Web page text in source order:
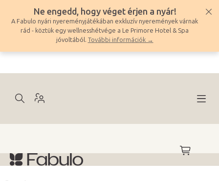
tartalomhoz
Ne engedd, hogy véget érjen a nyár!
A Fabulo nyári nyereményjátékában exkluzív nyeremények várnak
rád - köztük egy wellnesshétvége a Le Primore Hotel & Spa
jóvoltából. További információk →
KOSÁR